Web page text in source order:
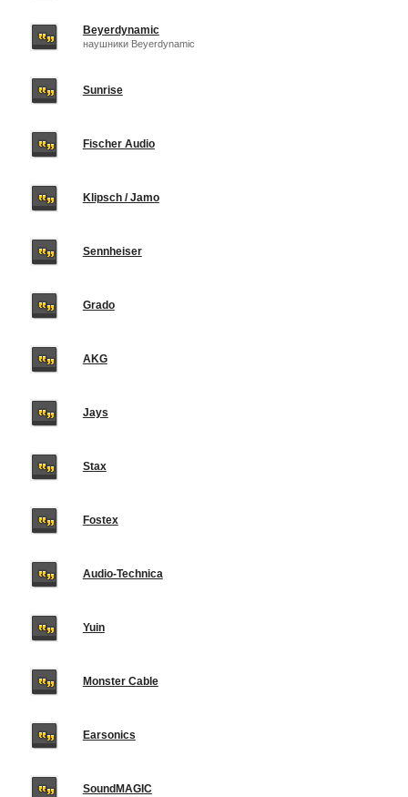
Beyerdynamic
наушники Beyerdynamic
Sunrise
Fischer Audio
Klipsch / Jamo
Sennheiser
Grado
AKG
Jays
Stax
Fostex
Audio-Technica
Yuin
Monster Cable
Earsonics
SoundMAGIC